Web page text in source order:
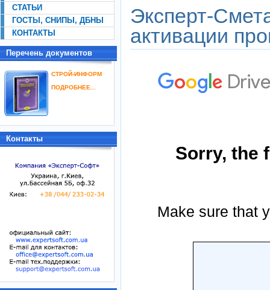
СТАТЬИ
ГОСТЫ, СНИПЫ, ДБНЫ
КОНТАКТЫ
Перечень документов
СТРОЙ-ИНФОРМ
ПОДРОБНЕЕ...
Контакты
Эксперт-
активации